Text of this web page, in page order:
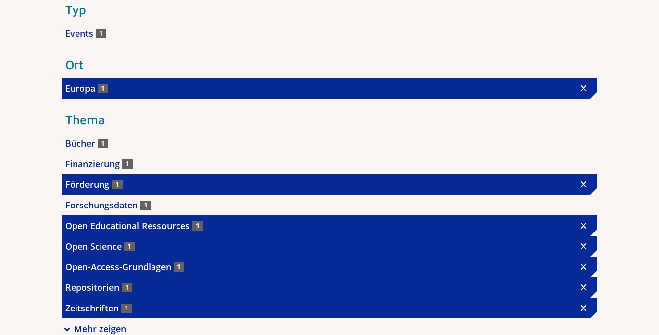
Typ
Events 1
Ort
Europa 1
Thema
Bücher 1
Finanzierung 1
Förderung 1
Forschungsdaten 1
Open Educational Ressources 1
Open Science 1
Open-Access-Grundlagen 1
Repositorien 1
Zeitschriften 1
Mehr zeigen